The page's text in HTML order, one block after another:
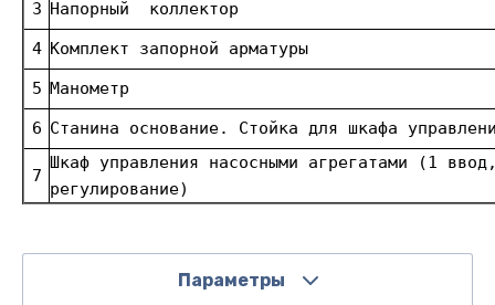
3 Напорный коллектор
4 Комплект запорной арматуры
5 Манометр
6 Станина основание. Стойка для шкафа
7
Шкаф управления насосными агрегатами (1
регулирование)
Параметры